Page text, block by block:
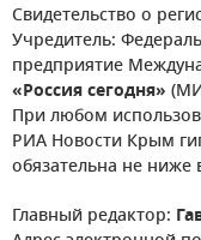
Свидетельство о
Учредитель:
предприятие
«Россия сегодня»
При любом
РИА Новости Крым
обязательна не ниже
Главный редактор: